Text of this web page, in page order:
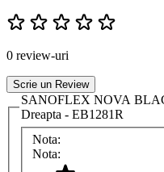
0 review-uri
Scrie un Review
SANOFLEX NOVA
Dreapta - EB1281R
Nota:
Nota: